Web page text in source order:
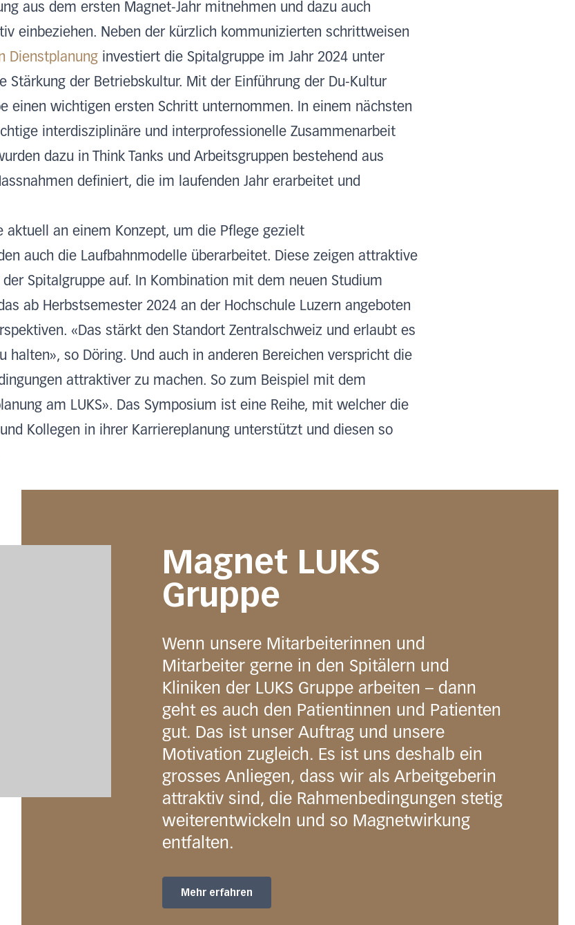
aus dem ersten Magnet-Jahr mitnehmen und dazu auch
einbeziehen. Neben der kürzlich kommunizierten schrittweisen
Dienstplanung investiert die Spitalgruppe im Jahr 2024 unter
der Betriebskultur. Mit der Einführung der Du-Kultur
einen wichtigen ersten Schritt unternommen. In einem nächsten
interdisziplinäre und interprofessionelle Zusammenarbeit
dazu in Think Tanks und Arbeitsgruppen bestehend aus
definiert, die im laufenden Jahr erarbeitet und
aktuell an einem Konzept, um die Pflege gezielt
auch die Laufbahnmodelle überarbeitet. Diese zeigen attraktive
Spitalgruppe auf. In Kombination mit dem neuen Studium
ab Herbstsemester 2024 an der Hochschule Luzern angeboten
«Das stärkt den Standort Zentralschweiz und erlaubt es
halten», so Döring. Und auch in anderen Bereichen verspricht die
attraktiver zu machen. So zum Beispiel mit dem
am LUKS». Das Symposium ist eine Reihe, mit welcher die
Kollegen in ihrer Karriereplanung unterstützt und diesen so
Magnet LUKS
Gruppe
Wenn unsere Mitarbeiterinnen und
Mitarbeiter gerne in den Spitälern und
Kliniken der LUKS Gruppe arbeiten – dann
geht es auch den Patientinnen und Patienten
gut. Das ist unser Auftrag und unsere
Motivation zugleich. Es ist uns deshalb ein
grosses Anliegen, dass wir als Arbeitgeberin
attraktiv sind, die Rahmenbedingungen stetig
weiterentwickeln und so Magnetwirkung
entfalten.
Mehr erfahren